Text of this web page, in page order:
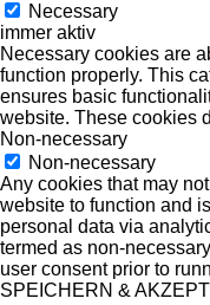
Necessary
immer aktiv
Necessary cookies are
function properly. This
ensures basic
website. These cookies
Non-necessary
Non-necessary
Any cookies that may
website to function and
personal data via
termed as non-
user consent prior to
SPEICHERN &